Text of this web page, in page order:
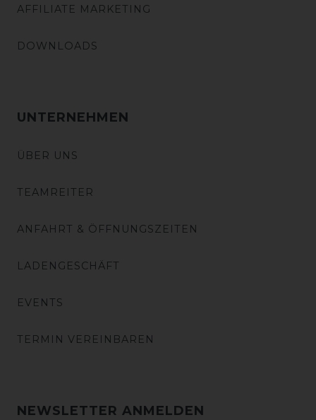
AFFILIATE MARKETING
DOWNLOADS
UNTERNEHMEN
ÜBER UNS
TEAMREITER
ANFAHRT & ÖFFNUNGSZEITEN
LADENGESCHÄFT
EVENTS
TERMIN VEREINBAREN
NEWSLETTER ANMELDEN